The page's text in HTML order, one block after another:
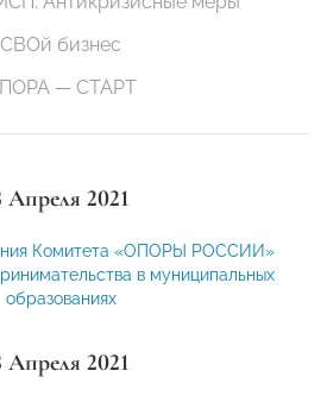
СВОй бизнес
— СТАРТ
Апреля 2021
Комитета «ОПОРЫ РОССИИ»
в муниципальных
образованиях
Апреля 2021